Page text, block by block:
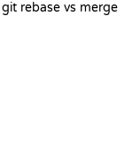
git rebase vs merge